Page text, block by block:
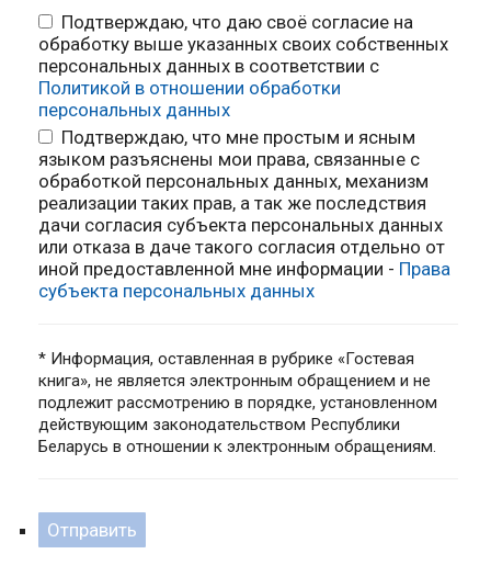
Подтверждаю, что даю своё согласие на
обработку выше указанных своих собственных
персональных данных в соответствии с
Политикой в отношении обработки
персональных данных
Подтверждаю, что мне простым и ясным
языком разъяснены мои права, связанные с
обработкой персональных данных, механизм
реализации таких прав, а так же последствия
дачи согласия субъекта персональных данных
или отказа в даче такого согласия отдельно от
иной предоставленной мне информации - Права
субъекта персональных данных
* Информация, оставленная в рубрике «Гостевая
книга», не является электронным обращением и не
подлежит рассмотрению в порядке, установленном
действующим законодательством Республики
Беларусь в отношении к электронным обращениям.
Отправить